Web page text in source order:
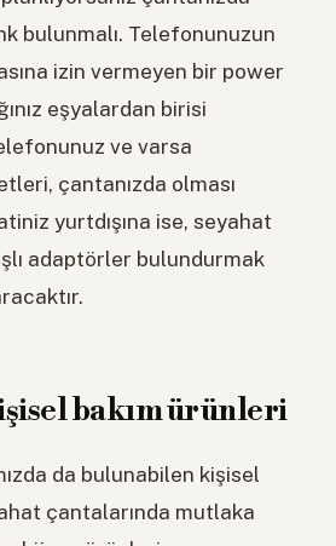
bulunmalı. Telefonunuzun
izin vermeyen bir power
eşyalardan birisi
ve varsa
çantanızda olması
yurtdışına ise, seyahat
adaptörler bulundurmak
bakım ürünleri
da bulunabilen kişisel
çantalarında mutlaka